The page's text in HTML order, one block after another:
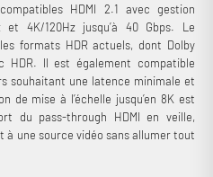
HDMI 2.1 avec gestion
4K/120Hz jusqu’à 40 Gbps. Le
formats HDR actuels, dont Dolby
HDR. Il est également compatible
souhaitant une latence minimale et
de mise à l’échelle jusqu’en 8K est
du pass-through HDMI en veille,
une source vidéo sans allumer tout